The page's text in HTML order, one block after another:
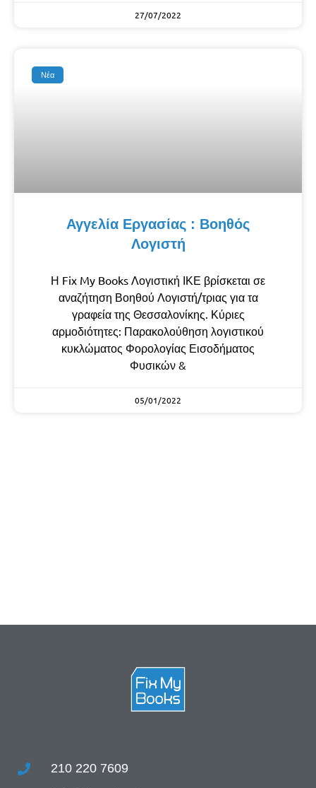
27/07/2022
Νέα
Αγγελία Εργασίας : Βοηθός
Λογιστή
Η Fix My Books Λογιστική ΙΚΕ βρίσκεται σε
αναζήτηση Βοηθού Λογιστή/τριας για τα
γραφεία της Θεσσαλονίκης. Κύριες
αρμοδιότητες: Παρακολούθηση λογιστικού
κυκλώματος Φορολογίας Εισοδήματος
Φυσικών &
05/01/2022
210 220 7609